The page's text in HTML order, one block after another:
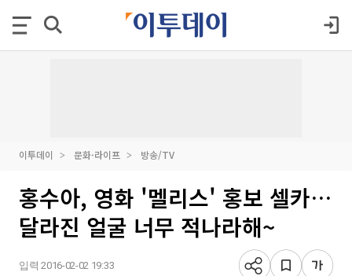
이투데이 문화·라이프 방송/TV
홍수아, 영화 '멜리스' 홍보 셀카…
달라진 얼굴 너무 적나라해~
입력 2016-02-02 19:33